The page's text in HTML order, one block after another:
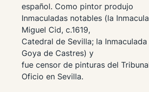
español. Como pintor produjo
Inmaculadas notables (la
Miguel Cid, c.1619,
Catedral de Sevilla; la Inmaculada
Goya de Castres) y
fue censor de pinturas del
Oficio en Sevilla.